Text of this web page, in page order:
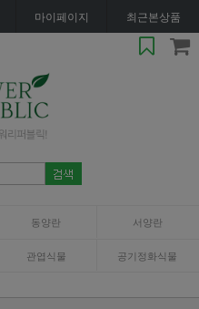
마이페이지 최근본상품
동양란 서양란
관엽식물 공기정화식물